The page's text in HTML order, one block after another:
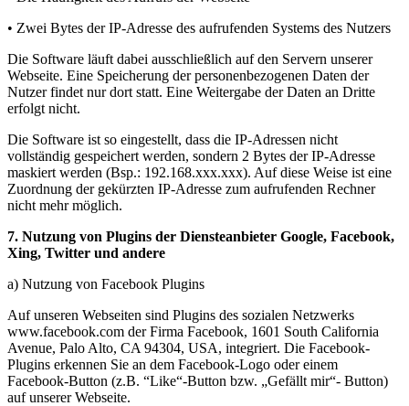
• Zwei Bytes der IP-Adresse des aufrufenden Systems des Nutzers
Die Software läuft dabei ausschließlich auf den Servern unserer
Webseite. Eine Speicherung der personenbezogenen Daten der
Nutzer findet nur dort statt. Eine Weitergabe der Daten an Dritte
erfolgt nicht.
Die Software ist so eingestellt, dass die IP-Adressen nicht
vollständig gespeichert werden, sondern 2 Bytes der IP-Adresse
maskiert werden (Bsp.: 192.168.xxx.xxx). Auf diese Weise ist eine
Zuordnung der gekürzten IP-Adresse zum aufrufenden Rechner
nicht mehr möglich.
7. Nutzung von Plugins der Diensteanbieter Google, Facebook,
Xing, Twitter und andere
a) Nutzung von Facebook Plugins
Auf unseren Webseiten sind Plugins des sozialen Netzwerks
www.facebook.com der Firma Facebook, 1601 South California
Avenue, Palo Alto, CA 94304, USA, integriert. Die Facebook-
Plugins erkennen Sie an dem Facebook-Logo oder einem
Facebook-Button (z.B. “Like“-Button bzw. „Gefällt mir“- Button)
auf unserer Webseite.